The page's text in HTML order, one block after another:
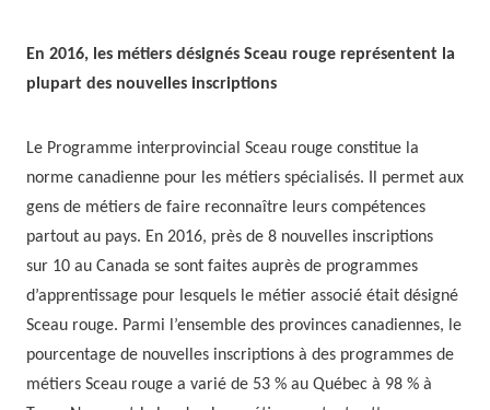
En 2016, les métiers désignés Sceau rouge représentent la
plupart des nouvelles inscriptions
Le Programme interprovincial Sceau rouge constitue la
norme canadienne pour les métiers spécialisés. Il permet aux
gens de métiers de faire reconnaître leurs compétences
partout au pays. En 2016, près de 8 nouvelles inscriptions
sur 10 au Canada se sont faites auprès de programmes
d’apprentissage pour lesquels le métier associé était désigné
Sceau rouge. Parmi l’ensemble des provinces canadiennes, le
pourcentage de nouvelles inscriptions à des programmes de
métiers Sceau rouge a varié de 53 % au Québec à 98 % à